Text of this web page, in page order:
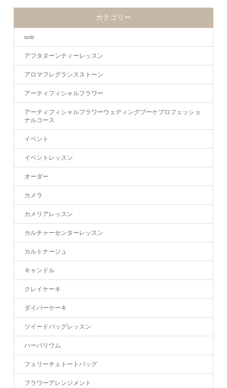
カテゴリー
note
アフタヌーンティーレッスン
アロマフレグランスストーン
アーティフィシャルフラワー
アーティフィシャルフラワーウェディングブーケプロフェッショ
ナルコース
イベント
イベントレッスン
オーダー
カメラ
カメリアレッスン
カルチャーセンターレッスン
カルトナージュ
キャンドル
クレイケーキ
ダイパーケーキ
ツイードバッグレッスン
ハーバリウム
フェリーチェトートバッグ
フラワーアレンジメント